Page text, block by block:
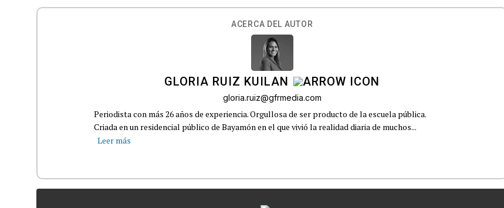
ACERCA DEL AUTOR
GLORIA RUIZ KUILAN
gloria.ruiz@gfrmedia.com
Periodista con más 26 años de experiencia. Orgullosa de ser producto de la escuela pública.
Criada en un residencial público de Bayamón en el que vivió la realidad diaria de muchos...
Leer más